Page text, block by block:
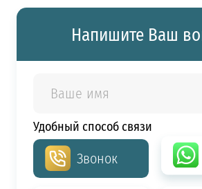
Напишите Ваш
Удобный способ связи
Звонок